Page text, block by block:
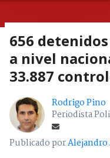
656
a nivel
33.887
Rodrigo Pino
Periodista
Publicado por